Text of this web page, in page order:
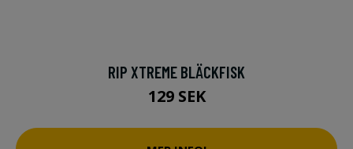
RIP XTREME BLÄCKFISK
129 SEK